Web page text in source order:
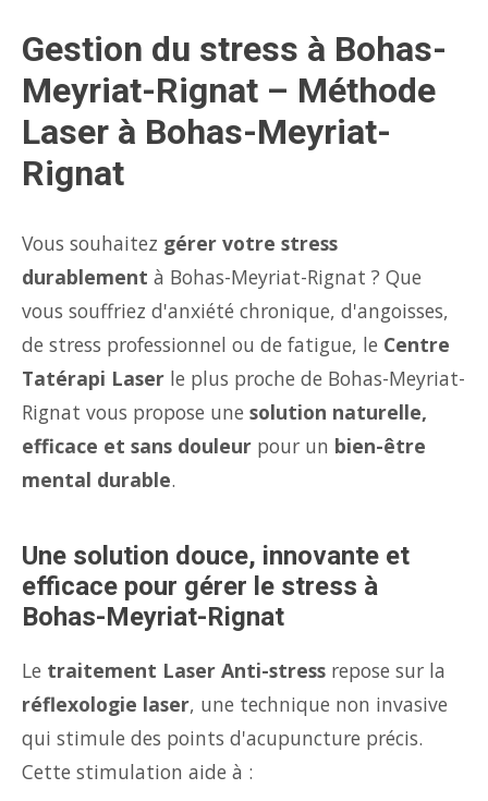
Gestion du stress à Bohas-
Meyriat-Rignat – Méthode
Laser à Bohas-Meyriat-
Rignat
Vous souhaitez gérer votre stress
durablement à Bohas-Meyriat-Rignat ? Que
vous souffriez d'anxiété chronique, d'angoisses,
de stress professionnel ou de fatigue, le Centre
Tatérapi Laser le plus proche de Bohas-Meyriat-
Rignat vous propose une solution naturelle,
efficace et sans douleur pour un bien-être
mental durable.
Une solution douce, innovante et
efficace pour gérer le stress à
Bohas-Meyriat-Rignat
Le traitement Laser Anti-stress repose sur la
réflexologie laser, une technique non invasive
qui stimule des points d'acupuncture précis.
Cette stimulation aide à :